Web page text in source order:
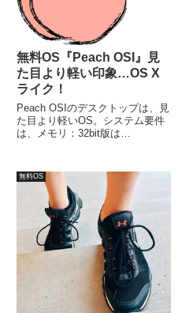
無料OS『Peach OSI』見
た目より軽い印象…OS X
ライク！
Peach OSIのデスクトップは、見
た目より軽いOS。システム要件
は、メモリ：32bit版は
64bit版をライブ起動で試してみ
た結果、2GB程度でも問題が無い
と思われます。
無料OS